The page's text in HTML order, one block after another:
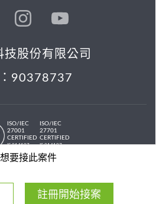
要接此案件
註冊開始接案
技股份有限公司
90378737
ISO/IEC
27001
CERTIFIED
IS 814197
ISO/IEC
27701
CERTIFIED
IS 814197
All rights reserved.